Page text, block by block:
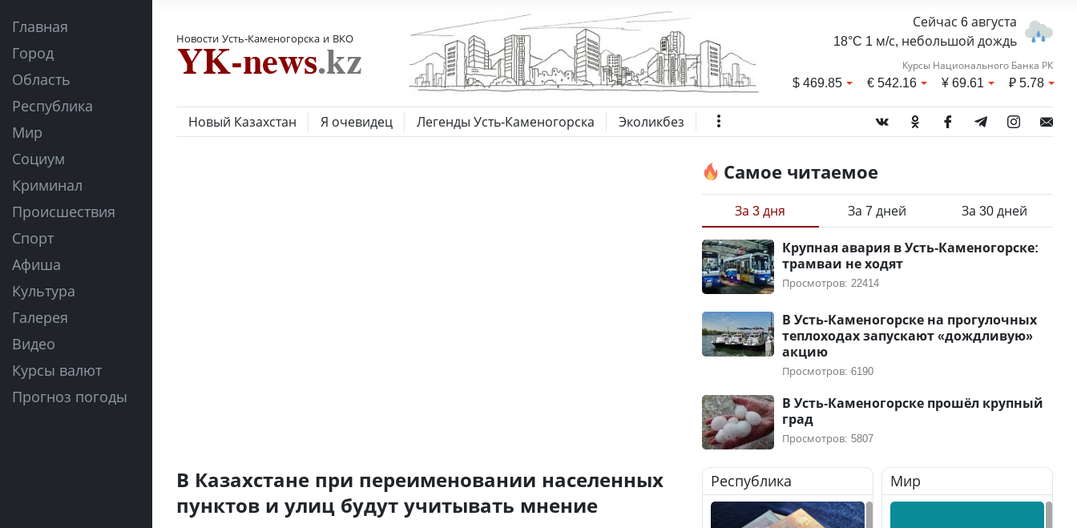
Главная
Город
Область
Республика
Мир
Социум
Криминал
Происшествия
Спорт
Афиша
Культура
Галерея
Видео
Курсы валют
Прогноз погоды
Новости Усть-Каменогорска и ВКО
Сейчас 6 августа
18°C 1 м/с, небольшой дождь
Курсы Национального Банка РК
$469.85 €542.16 ¥69.61 ₽5.78
Новый Казахстан Я очевидец Легенды Усть-Каменогорска Эколикбез
В Казахстане при переименовании населенных
пунктов и улиц будут учитывать мнение
Самое читаемое
За 3 дня За 7 дней За 30 дней
Крупная авария в Усть-Каменогорске:
трамваи не ходят
Просмотров: 22414
В Усть-Каменогорске на прогулочных
теплоходах запускают «дождливую»
акцию
Просмотров: 6190
В Усть-Каменогорске прошёл крупный
град
Просмотров: 5807
Республика Мир